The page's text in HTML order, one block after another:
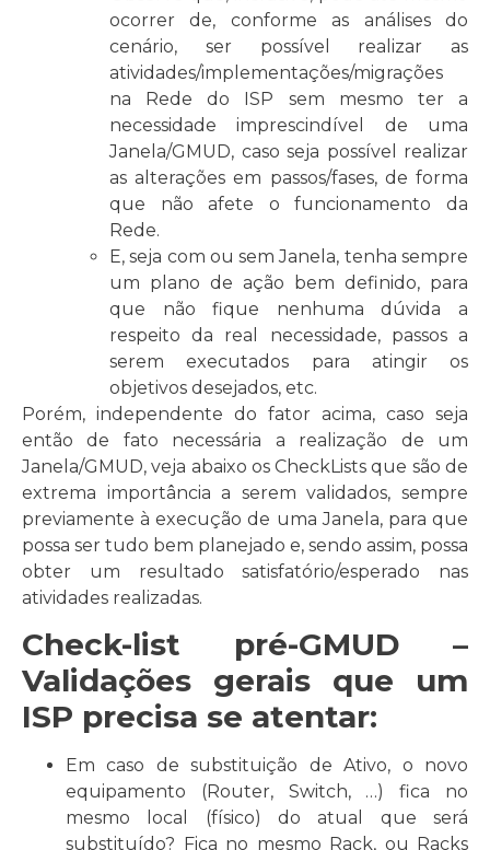
ocorrer de, conforme as análises do
cenário, ser possível realizar as
atividades/implementações/migrações
na Rede do ISP sem mesmo ter a
necessidade imprescindível de uma
Janela/GMUD, caso seja possível realizar
as alterações em passos/fases, de forma
que não afete o funcionamento da
Rede.
E, seja com ou sem Janela, tenha sempre
um plano de ação bem definido, para
que não fique nenhuma dúvida a
respeito da real necessidade, passos a
serem executados para atingir os
objetivos desejados, etc.
Porém, independente do fator acima, caso seja
então de fato necessária a realização de um
Janela/GMUD, veja abaixo os CheckLists que são de
extrema importância a serem validados, sempre
previamente à execução de uma Janela, para que
possa ser tudo bem planejado e, sendo assim, possa
obter um resultado satisfatório/esperado nas
atividades realizadas.
Check-list pré-GMUD –
Validações gerais que um
ISP precisa se atentar:
Em caso de substituição de Ativo, o novo
equipamento (Router, Switch, …) fica no
mesmo local (físico) do atual que será
substituído? Fica no mesmo Rack, ou Racks